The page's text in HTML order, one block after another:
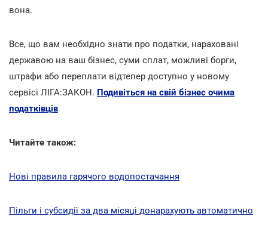
вона.
Все, що вам необхідно знати про податки, нараховані
державою на ваш бізнес, суми сплат, можливі борги,
штрафи або переплати відтепер доступно у новому
сервісі ЛІГА:ЗАКОН. Подивіться на свій бізнес очима
податківців
Читайте також:
Нові правила гарячого водопостачання
Пільги і субсидії за два місяці донарахують автоматично